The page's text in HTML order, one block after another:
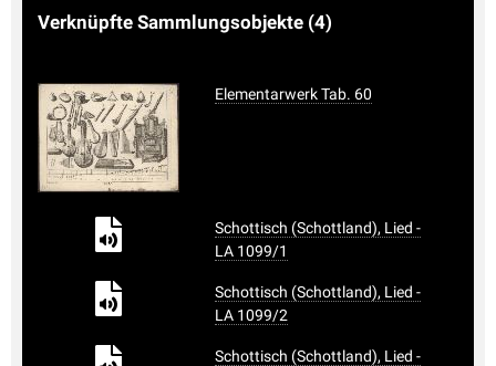
Verknüpfte Sammlungsobjekte (4)
Elementarwerk Tab. 60
Schottisch (Schottland), Lied -
LA 1099/1
Schottisch (Schottland), Lied -
LA 1099/2
Schottisch (Schottland), Lied -